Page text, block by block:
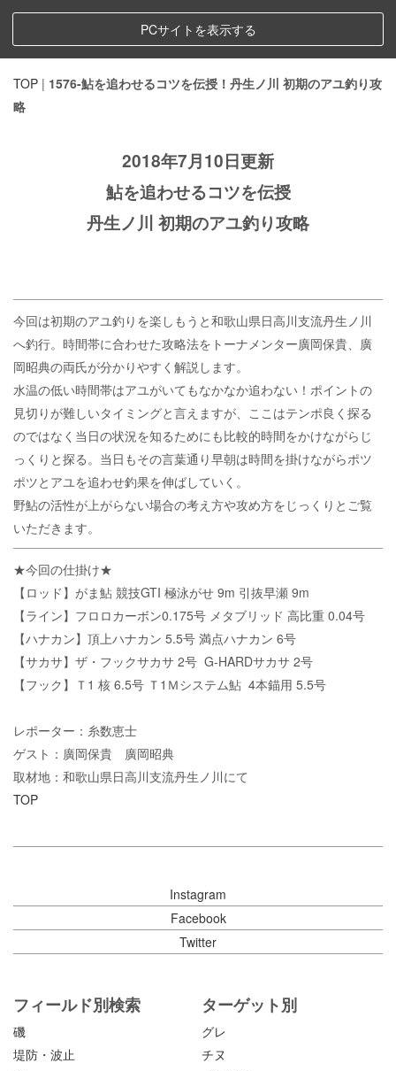
PCサイトを表示する
TOP | 1576-鮎を追わせるコツを伝授！丹生ノ川 初期のアユ釣り攻
略
2018年7月10日更新
鮎を追わせるコツを伝授
丹生ノ川 初期のアユ釣り攻略
今回は初期のアユ釣りを楽しもうと和歌山県日高川支流丹生ノ川
へ釣行。時間帯に合わせた攻略法をトーナメンター廣岡保貴、廣
岡昭典の両氏が分かりやすく解説します。
水温の低い時間帯はアユがいてもなかなか追わない！ポイントの
見切りが難しいタイミングと言えますが、ここはテンポ良く探る
のではなく当日の状況を知るためにも比較的時間をかけながらじ
っくりと探る。当日もその言葉通り早朝は時間を掛けながらポツ
ポツとアユを追わせ釣果を伸ばしていく。
野鮎の活性が上がらない場合の考え方や攻め方をじっくりとご覧
いただきます。
★今回の仕掛け★
【ロッド】がま鮎 競技GTI 極泳がせ 9m 引抜早瀬 9m
【ライン】フロロカーボン0.175号 メタブリッド 高比重 0.04号
【ハナカン】頂上ハナカン 5.5号 満点ハナカン 6号
【サカサ】ザ・フックサカサ 2号 G-HARDサカサ 2号
【フック】Ｔ1 核 6.5号 Ｔ1Ｍシステム鮎 4本錨用 5.5号
レポーター：糸数恵士
ゲスト：廣岡保貴 廣岡昭典
取材地：和歌山県日高川支流丹生ノ川にて
TOP
Instagram
Facebook
Twitter
フィールド別検索
磯
堤防・波止
ターゲット別
グレ
チヌ